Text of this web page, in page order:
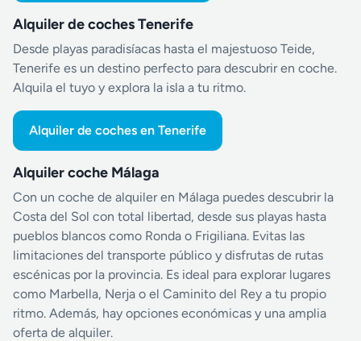
Alquiler de coches Tenerife
Desde playas paradisíacas hasta el majestuoso Teide,
Tenerife es un destino perfecto para descubrir en coche.
Alquila el tuyo y explora la isla a tu ritmo.
Alquiler de coches en Tenerife
Alquiler coche Málaga
Con un coche de alquiler en Málaga puedes descubrir la
Costa del Sol con total libertad, desde sus playas hasta
pueblos blancos como Ronda o Frigiliana. Evitas las
limitaciones del transporte público y disfrutas de rutas
escénicas por la provincia. Es ideal para explorar lugares
como Marbella, Nerja o el Caminito del Rey a tu propio
ritmo. Además, hay opciones económicas y una amplia
oferta de alquiler.